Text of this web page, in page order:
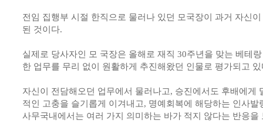
전임 집행부 시절 한직으로 물러나 있던 모국장이 과거 자신
된 것이다.
실제로 당사자인 모 국장은 올해로 재직 30주년을 맞는 베테
한 업무를 무리 없이 원활하게 추진해왔던 인물로 평가되고 있
자신이 전담해오던 업무에서 물러나고, 승진에서도 후배에게
적인 고충을 슬기롭게 이겨내고, 명예회복에 해당하는 인사발
사무국내에서는 여러 가지 의미하는 바가 적지 않다는 반응을